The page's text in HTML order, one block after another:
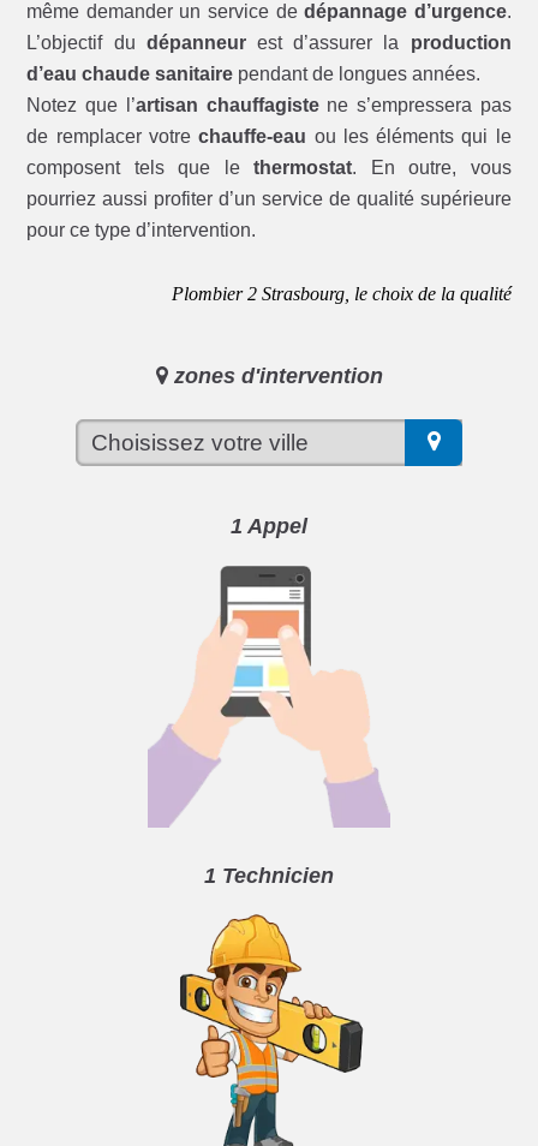
même demander un service dedépannage d’urgence.
L’objectif du dépanneurest d’assurer la production
d’eau chaude sanitaire pendant de longues années.
Notez que l’artisan chauffagistene s’empressera pas
de remplacer votrechauffe-eau ou les éléments qui le
composent tels que lethermostat. En outre, vous
pourriez aussi profiter d’un service de qualité supérieure
pour ce type d’intervention.
Plombier 2 Strasbourg, le choix de la qualité
zones d'intervention
1 Appel
1 Technicien